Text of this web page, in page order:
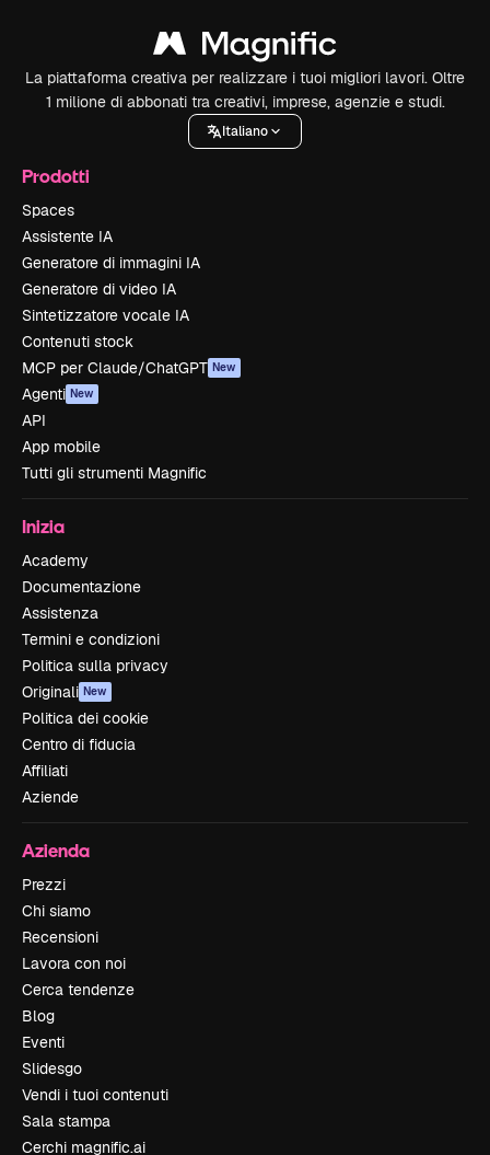
La piattaforma creativa per realizzare i tuoi migliori lavori. Oltre
1 milione di abbonati tra creativi, imprese, agenzie e studi.
Italiano
Prodotti
Spaces
Assistente IA
Generatore di immagini IA
Generatore di video IA
Sintetizzatore vocale IA
Contenuti stock
MCP per Claude/ChatGPT New
Agenti New
API
App mobile
Tutti gli strumenti Magnific
Inizia
Academy
Documentazione
Assistenza
Termini e condizioni
Politica sulla privacy
Originali New
Politica dei cookie
Centro di fiducia
Affiliati
Aziende
Azienda
Prezzi
Chi siamo
Recensioni
Lavora con noi
Cerca tendenze
Blog
Eventi
Slidesgo
Vendi i tuoi contenuti
Sala stampa
Cerchi magnific.ai